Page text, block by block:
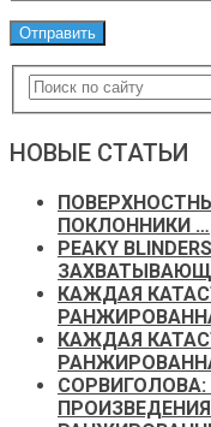
НОВЫЕ СТАТЬИ
ПОКЛОННИКИ …
PEAKY
КАЖДАЯ
КАЖДАЯ
ПРОИЗВЕДЕНИЯ